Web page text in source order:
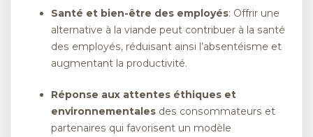
Santé et bien-être des employés: Offrir une
alternative à la viande peut contribuer à la santé
des employés, réduisant ainsi l’absentéisme et
augmentant la productivité.
Réponse aux attentes éthiques et
environnementales des consommateurs et
partenaires qui favorisent un modèle